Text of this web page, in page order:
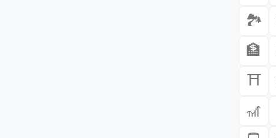
🏞️
🏦
⛩️
🎢